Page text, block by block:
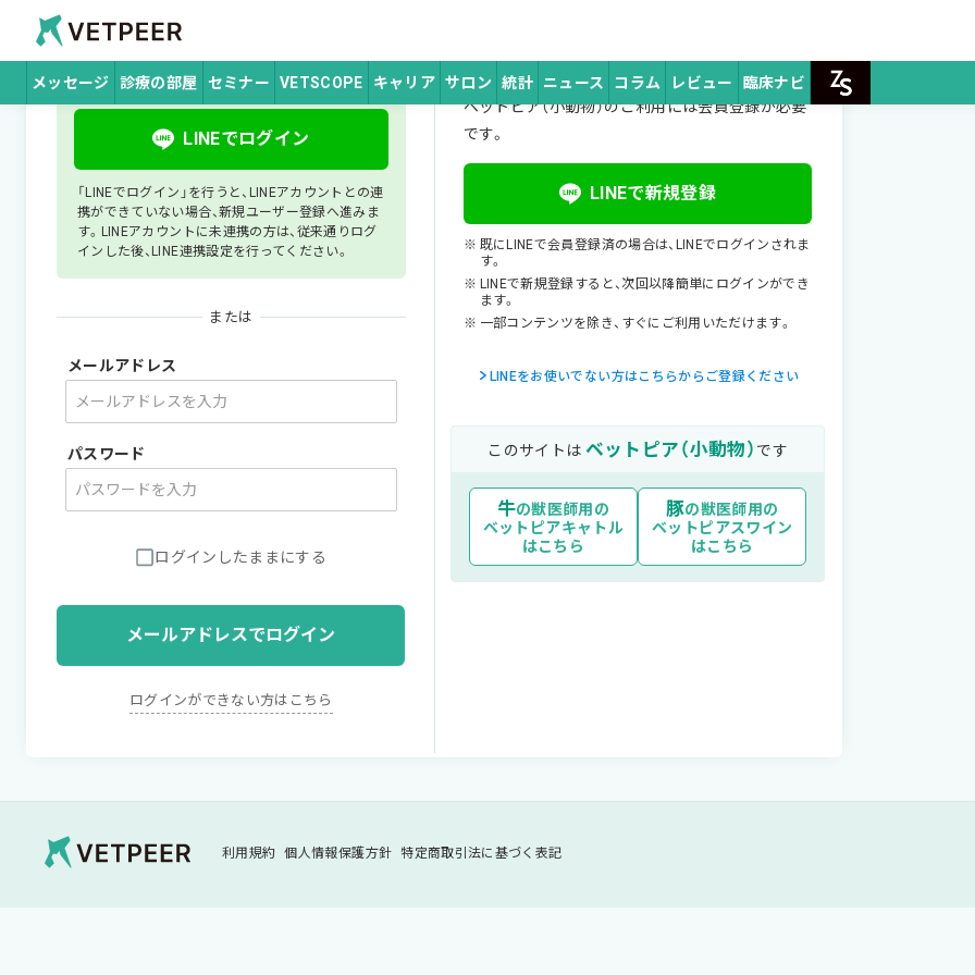
メッセージ 診療の部屋 セミナー VETSCOPE キャリア サロン 統計 ニュース コラム レビュー 臨床ナビ
ホーム ログイン
ログイン
LINEでログイン
「LINEでログイン」を行うと、LINEアカウントとの連
携ができていない場合、新規ユーザー登録へ進みま
す。LINEアカウントに未連携の方は、従来通りログ
インした後、LINE連携設定を行ってください。
または
メールアドレス
パスワード
ログインしたままにする
メールアドレスでログイン
ログインができない方はこちら
はじめてご利用のお客様
ベットピア（小動物）のご利用には会員登録が必要
です。
LINEで新規登録
既にLINEで会員登録済の場合は、LINEでログインされま
す。
LINEで新規登録すると、次回以降簡単にログインができ
ます。
一部コンテンツを除き、すぐにご利用いただけます。
LINEをお使いでない方はこちらからご登録ください
このサイトは ベットピア（小動物） です
牛の獣医師用の
ベットピアキャトル
はこちら
豚の獣医師用の
ベットピアスワイン
はこちら
Vetpeer 獣医師みんなで作る、情報交換コミュニティ
利用規約 個人情報保護方針 特定商取引法に基づく表記